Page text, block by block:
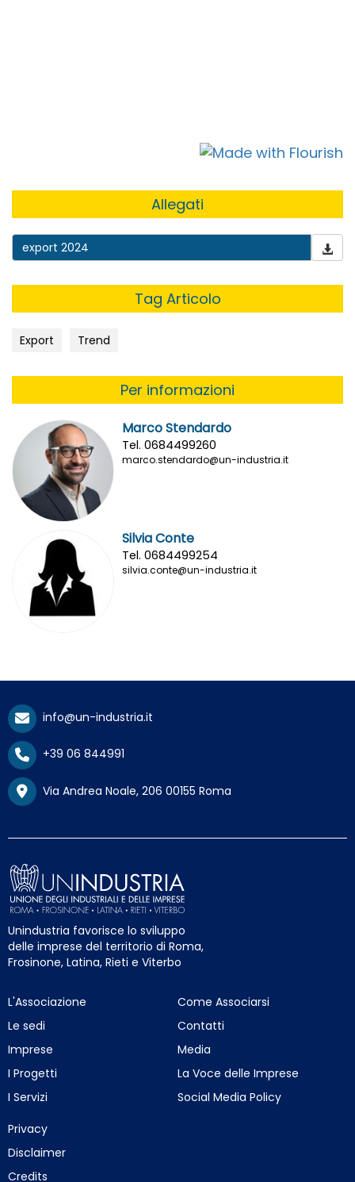
Allegati
export 2024
Tag Articolo
Export Trend
Per informazioni
Marco Stendardo
Tel. 0684499260
marco.stendardo@un-industria.it
Silvia Conte
Tel. 0684499254
silvia.conte@un-industria.it
info@un-industria.it
+39 06 844991
Via Andrea Noale, 206 00155 Roma
Unindustria favorisce lo sviluppo
delle imprese del territorio di Roma,
Frosinone, Latina, Rieti e Viterbo
L'Associazione
Le sedi
Imprese
I Progetti
I Servizi
Come Associarsi
Contatti
Media
La Voce delle Imprese
Social Media Policy
Privacy
Disclaimer
Credits